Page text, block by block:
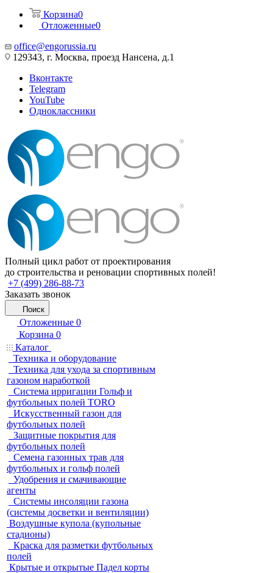
Корзина0
Отложенные0
office@engorussia.ru
129343, г. Москва, проезд Нансена, д.1
Вконтакте
Telegram
YouTube
Одноклассники
Полный цикл работ от проектирования
до строительства и реновации спортивных полей!
+7 (499) 286-88-73
Заказать звонок
Поиск
Отложенные 0
Корзина 0
Каталог
Техника и оборудование
Техника для ухода за спортивным
газоном наработкой
Система ирригации Гольф и
футбольных полей TORO
Искусственный газон для
футбольных полей
Защитные покрытия для
футбольных полей
Семена газонных трав для
футбольных и гольф полей
Удобрения и смачивающие
агенты
Системы инсоляции газона
(системы досветки и вентиляции)
Воздушные купола (купольные
стадионы)
Краска для разметки футбольных
полей
Крытые и открытые Падел корты